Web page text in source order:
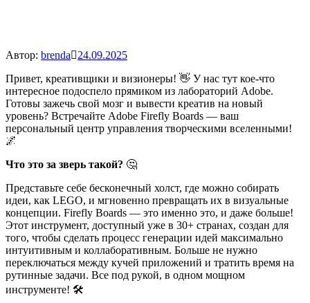
Автор: brenda
24.09.2025
Привет, креативщики и визионеры! 👋 У нас тут кое-что
интересное подоспело прямиком из лабораторий Adobe.
Готовы зажечь свой мозг и вывести креатив на новый
уровень? Встречайте Adobe Firefly Boards — ваш
персональный центр управления творческими вселенными!
🌌
Что это за зверь такой? 🤔
Представьте себе бесконечный холст, где можно собирать
идеи, как LEGO, и мгновенно превращать их в визуальные
концепции. Firefly Boards — это именно это, и даже больше!
Этот инструмент, доступный уже в 30+ странах, создан для
того, чтобы сделать процесс генерации идей максимально
интуитивным и коллаборативным. Больше не нужно
переключаться между кучей приложений и тратить время на
рутинные задачи. Все под рукой, в одном мощном
инструменте! 🛠️